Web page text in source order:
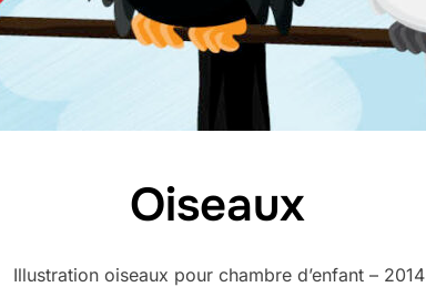
Oiseaux
Illustration oiseaux pour chambre d’enfant – 2014